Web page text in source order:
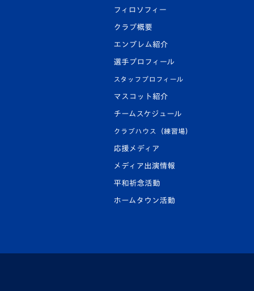
フィロソフィー
クラブ概要
エンブレム紹介
選手プロフィール
スタッフプロフィール
マスコット紹介
チームスケジュール
クラブハウス（練習場）
応援メディア
メディア出演情報
平和祈念活動
ホームタウン活動